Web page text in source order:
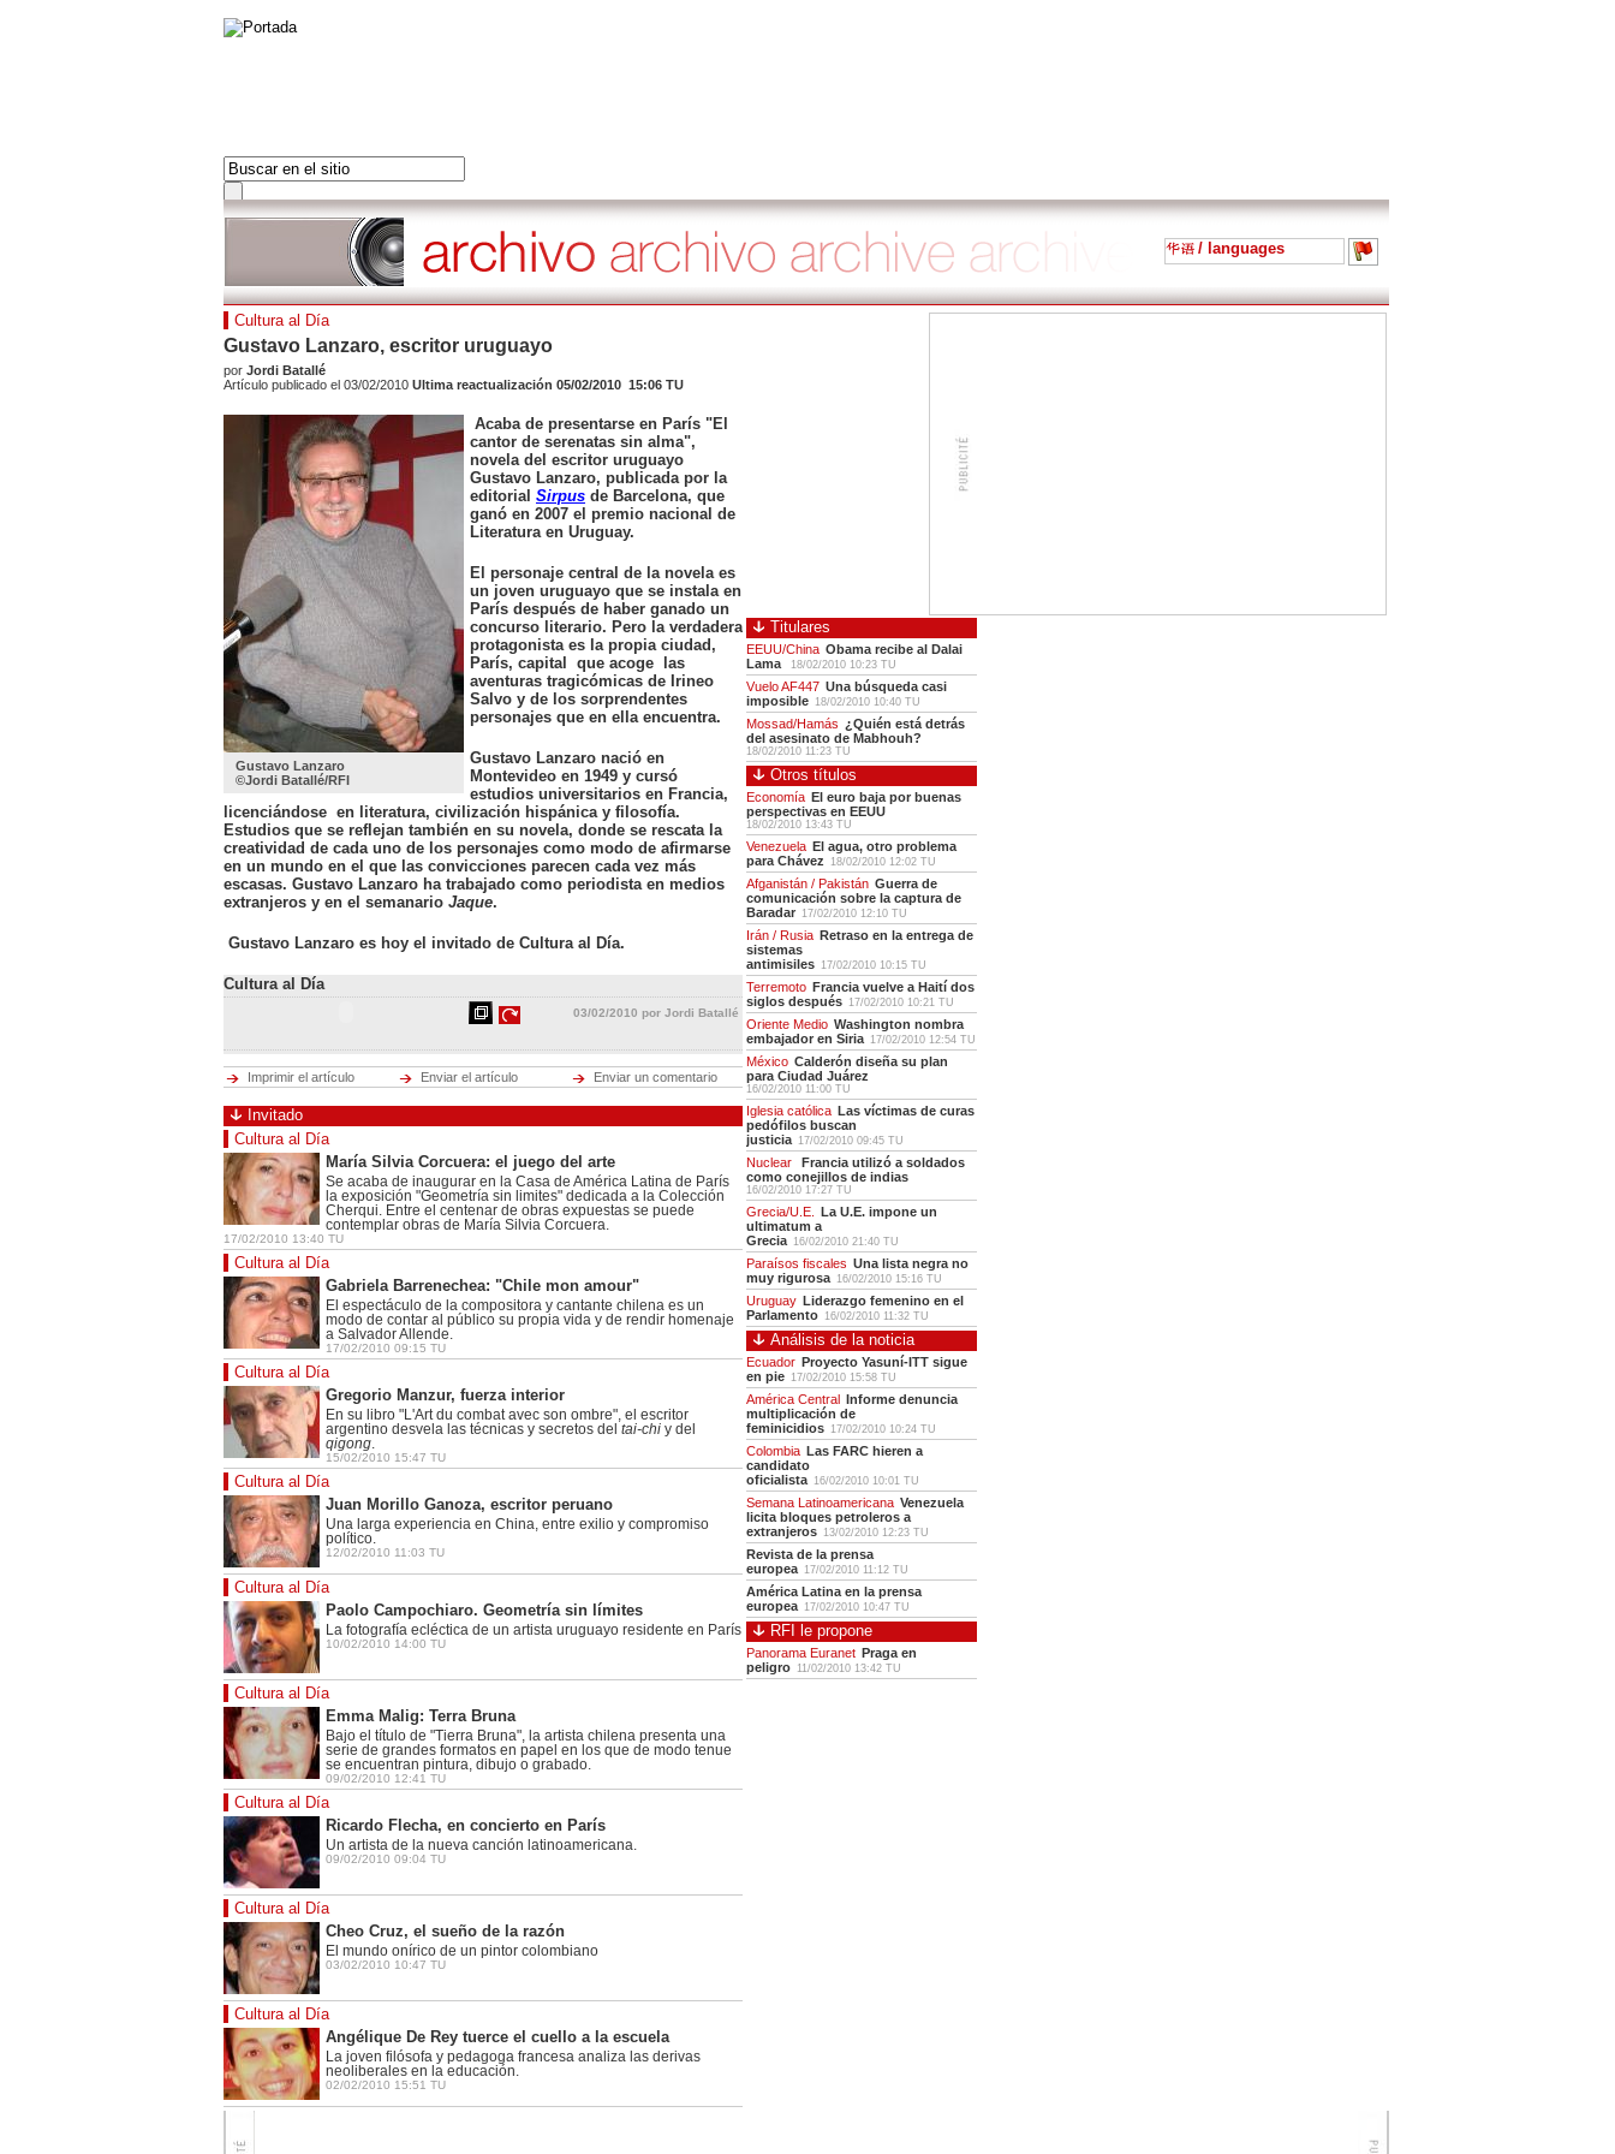
PORTADA
ORIENTE MEDIO
ÁFRICA
ASIA PACÍFICO
LAS ULTIMAS 24H
LOS MAS LEIDOS
DOSSIERS
Hot tags
Cerrar
Américas
Hot tags
Europa
Hot tags
Francia
Hot tags
Cerrar
Oriente medio
Hot tags
Cerrar
África
Hot tags
Cerrar
Asia Pacífico
Hot tags
Cerrar
ECONOMÍA
DEPORTES
CULTURA
SOCIEDAD
CIENCIA
RFI MÚSICA
APRENDER FRANCÉS
Economía
Hot tags
Cerrar
Deportes
Cerrar
Cultura
Hot tags
Sociedad
Hot tags
Cerrar
Ciencia
Hot tags
Cerrar
Cerrar
Cerrar
Cerrar
/ languages
Cultura al Día
Gustavo Lanzaro, escritor uruguayo
por Jordi Batallé
Artículo publicado el 03/02/2010 Ultima reactualización 05/02/2010 15:06 TU
Gustavo Lanzaro
©Jordi Batallé/RFI
Acaba de presentarse en París "El
cantor de serenatas sin alma",
novela del escritor uruguayo
Gustavo Lanzaro, publicada por la
editorial Sirpus de Barcelona, que
ganó en 2007 el premio nacional de
Literatura en Uruguay.
El personaje central de la novela es
un joven uruguayo que se instala en
París después de haber ganado un
concurso literario. Pero la verdadera
protagonista es la propia ciudad,
París, capital que acoge las
aventuras tragicómicas de Irineo
Salvo y de los sorprendentes
personajes que en ella encuentra.
Gustavo Lanzaro nació en
Montevideo en 1949 y cursó
estudios universitarios en Francia,
licenciándose en literatura, civilización hispánica y filosofía.
Estudios que se reflejan también en su novela, donde se rescata la
creatividad de cada uno de los personajes como modo de afirmarse
en un mundo en el que las convicciones parecen cada vez más
escasas. Gustavo Lanzaro ha trabajado como periodista en medios
extranjeros y en el semanario Jaque.
Gustavo Lanzaro es hoy el invitado de Cultura al Día.
Cultura al Día
03/02/2010 por Jordi Batallé
Imprimir el artículo Enviar el artículo Enviar un comentario
Invitado
Cultura al Día
María Silvia Corcuera: el juego del arte
Se acaba de inaugurar en la Casa de América Latina de París
la exposición "Geometría sin limites" dedicada a la Colección
Cherqui. Entre el centenar de obras expuestas se puede
contemplar obras de María Silvia Corcuera.
17/02/2010 13:40 TU
Cultura al Día
Gabriela Barrenechea: "Chile mon amour"
El espectáculo de la compositora y cantante chilena es un
modo de contar al público su propia vida y de rendir homenaje
a Salvador Allende.
17/02/2010 09:15 TU
Cultura al Día
Gregorio Manzur, fuerza interior
En su libro "L'Art du combat avec son ombre", el escritor
argentino desvela las técnicas y secretos del tai-chi y del
qigong
15/02/2010 15:47 TU
Cultura al Día
Juan Morillo Ganoza, escritor peruano
Una larga experiencia en China, entre exilio y compromiso
político.
12/02/2010 11:03 TU
Cultura al Día
Paolo Campochiaro. Geometría sin límites
La fotografía ecléctica de un artista uruguayo residente en París
10/02/2010 14:00 TU
Cultura al Día
Emma Malig: Terra Bruna
Bajo el título de "Tierra Bruna", la artista chilena presenta una
serie de grandes formatos en papel en los que de modo tenue
se encuentran pintura, dibujo o grabado.
09/02/2010 12:41 TU
Cultura al Día
Ricardo Flecha, en concierto en París
Un artista de la nueva canción latinoamericana.
09/02/2010 09:04 TU
Cultura al Día
Cheo Cruz, el sueño de la razón
El mundo onírico de un pintor colombiano
03/02/2010 10:47 TU
Cultura al Día
Angélique De Rey tuerce el cuello a la escuela
La joven filósofa y pedagoga francesa analiza las derivas
neoliberales en la educación.
02/02/2010 15:51 TU
Titulares
EEUU/China Obama recibe al Dalai
Lama
18/02/2010 10:23 TU
Vuelo AF447 Una búsqueda casi
imposible 18/02/2010 10:40 TU
Mossad/Hamás ¿Quién está detrás
del asesinato de Mabhouh?
18/02/2010 11:23 TU
Otros títulos
Economía El euro baja por buenas
perspectivas en EEUU
18/02/2010 13:43 TU
Venezuela El agua, otro problema
para Chávez
18/02/2010 12:02 TU
Afganistán / Pakistán Guerra de
comunicación sobre la captura de
Baradar 17/02/2010 12:10 TU
Irán / Rusia Retraso en la entrega de
sistemas
antimisiles 17/02/2010 10:15 TU
Terremoto Francia vuelve a Haití dos
siglos después 17/02/2010 10:21 TU
Oriente Medio Washington nombra
embajador en Siria 17/02/2010 12:54 TU
México Calderón diseña su plan
para Ciudad Juárez
16/02/2010 11:00 TU
Iglesia católica Las víctimas de curas
pedófilos buscan
justicia 17/02/2010 09:45 TU
Nuclear
Francia utilizó a soldados
como conejillos de indias
16/02/2010 17:27 TU
Grecia/U.E.
La U.E. impone un
ultimatum a
Grecia 16/02/2010 21:40 TU
Paraísos fiscales Una lista negra no
muy rigurosa 16/02/2010 15:16 TU
Uruguay Liderazgo femenino en el
Parlamento 16/02/2010 11:32 TU
Análisis de la noticia
Ecuador Proyecto Yasuní-ITT sigue
en pie 17/02/2010 15:58 TU
América Central Informe denuncia
multiplicación de
feminicidios 17/02/2010 10:24 TU
Colombia Las FARC hieren a
candidato
oficialista 16/02/2010 10:01 TU
Semana Latinoamericana Venezuela
licita bloques petroleros a
extranjeros 13/02/2010 12:23 TU
Revista de la prensa
europea 17/02/2010 11:12 TU
América Latina en la prensa
europea 17/02/2010 10:47 TU
RFI le propone
Panorama Euranet Praga en
peligro 11/02/2010 13:42 TU